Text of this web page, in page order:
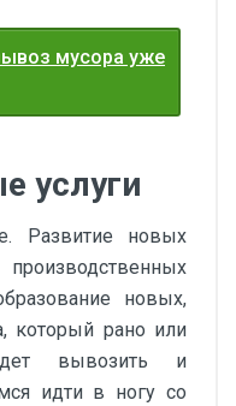
мусора уже
услуги
Развитие новых
новых,
который рано или
вывозить и
идти в ногу со